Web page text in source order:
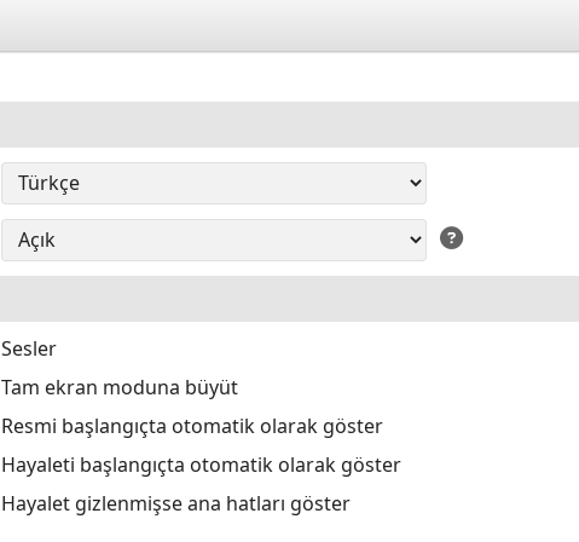
Sesler
Tam ekran moduna büyüt
Resmi başlangıçta otomatik olarak göster
Hayaleti başlangıçta otomatik olarak göster
Hayalet gizlenmişse ana hatları göster